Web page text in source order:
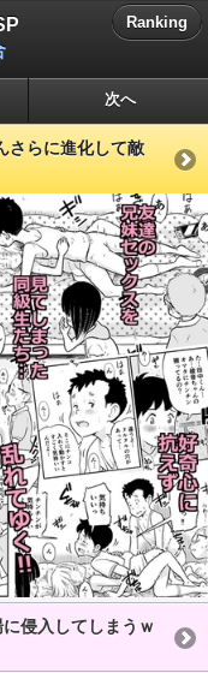
Ranking
次へ
さらに進化して敵
侵入してしまうｗ